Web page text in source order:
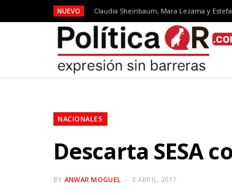
NUEVO
NACIONALES
Descarta SESA
BY ANWAR MOGUEL 3 ABRIL, 2017